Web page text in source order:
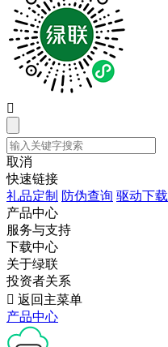

取消
快速链接
礼品定制 防伪查询 驱动下载
产品中心
服务与支持
下载中心
关于绿联
投资者关系
 返回主菜单
产品中心